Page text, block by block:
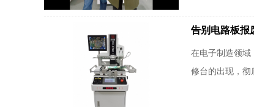
告别电路板报
在电子制造领域
修台的出现，彻